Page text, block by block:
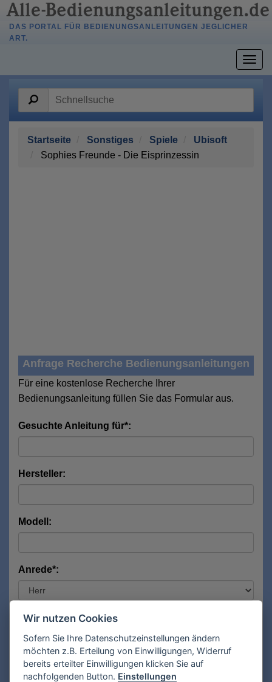
DAS PORTAL FÜR BEDIENUNGSANLEITUNGEN JEGLICHER
ART.
Startseite Sonstiges Spiele
Ubisoft
Sophies Freunde - Die Eisprinzessin
Anfrage Recherche Bedienungsanleitungen
Für eine kostenlose Recherche Ihrer
Bedienungsanleitung füllen Sie das Formular aus.
Gesuchte Anleitung für*:
Hersteller:
Modell:
Anrede*:
Vorname*:
Nachname*:
Wir nutzen Cookies
Sofern Sie Ihre Datenschutzeinstellungen ändern
möchten z.B. Erteilung von Einwilligungen, Widerruf
bereits erteilter Einwilligungen klicken Sie auf
nachfolgenden Button. Einstellungen